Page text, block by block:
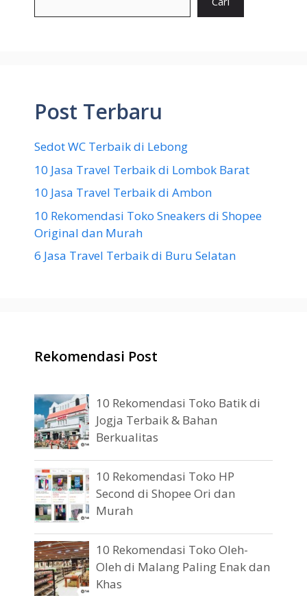
Post Terbaru
Sedot WC Terbaik di Lebong
10 Jasa Travel Terbaik di Lombok Barat
10 Jasa Travel Terbaik di Ambon
10 Rekomendasi Toko Sneakers di Shopee
Original dan Murah
6 Jasa Travel Terbaik di Buru Selatan
Rekomendasi Post
10 Rekomendasi Toko Batik di
Jogja Terbaik & Bahan
Berkualitas
10 Rekomendasi Toko HP
Second di Shopee Ori dan
Murah
10 Rekomendasi Toko Oleh-
Oleh di Malang Paling Enak dan
Khas